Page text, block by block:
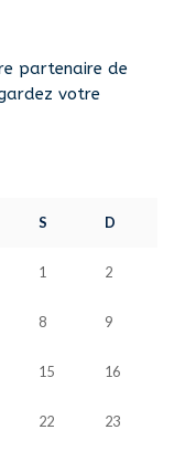
partenaire de
votre
S D
1 2
8 9
15 16
22 23